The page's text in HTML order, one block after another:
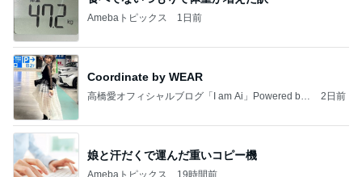
帰宅後すぐ洗濯と片付けをした私
Amebaトピックス
記事を読む